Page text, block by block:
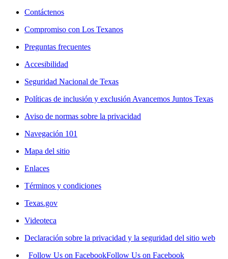
Contáctenos
Compromiso con Los Texanos
Preguntas frecuentes
Accesibilidad
Seguridad Nacional de Texas
Políticas de inclusión y exclusión Avancemos Juntos Texas
Aviso de normas sobre la privacidad
Navegación 101
Mapa del sitio
Enlaces
Términos y condiciones
Texas.gov
Videoteca
Declaración sobre la privacidad y la seguridad del sitio web
Follow Us on FacebookFollow Us on Facebook